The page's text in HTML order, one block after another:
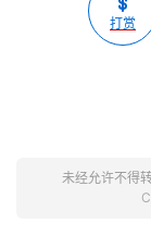
打赏
未经允许不得转